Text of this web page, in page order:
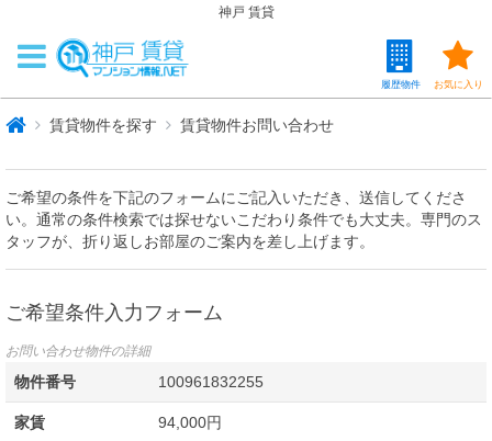
神戸 賃貸
お気に入り
履歴物件
賃貸物件を探す 賃貸物件お問い合わせ
ご希望の条件を下記のフォームにご記入いただき、送信してくださ
い。通常の条件検索では探せないこだわり条件でも大丈夫。専門のス
タッフが、折り返しお部屋のご案内を差し上げます。
ご希望条件入力フォーム
お問い合わせ物件の詳細
物件番号 100961832255
家賃 94,000円